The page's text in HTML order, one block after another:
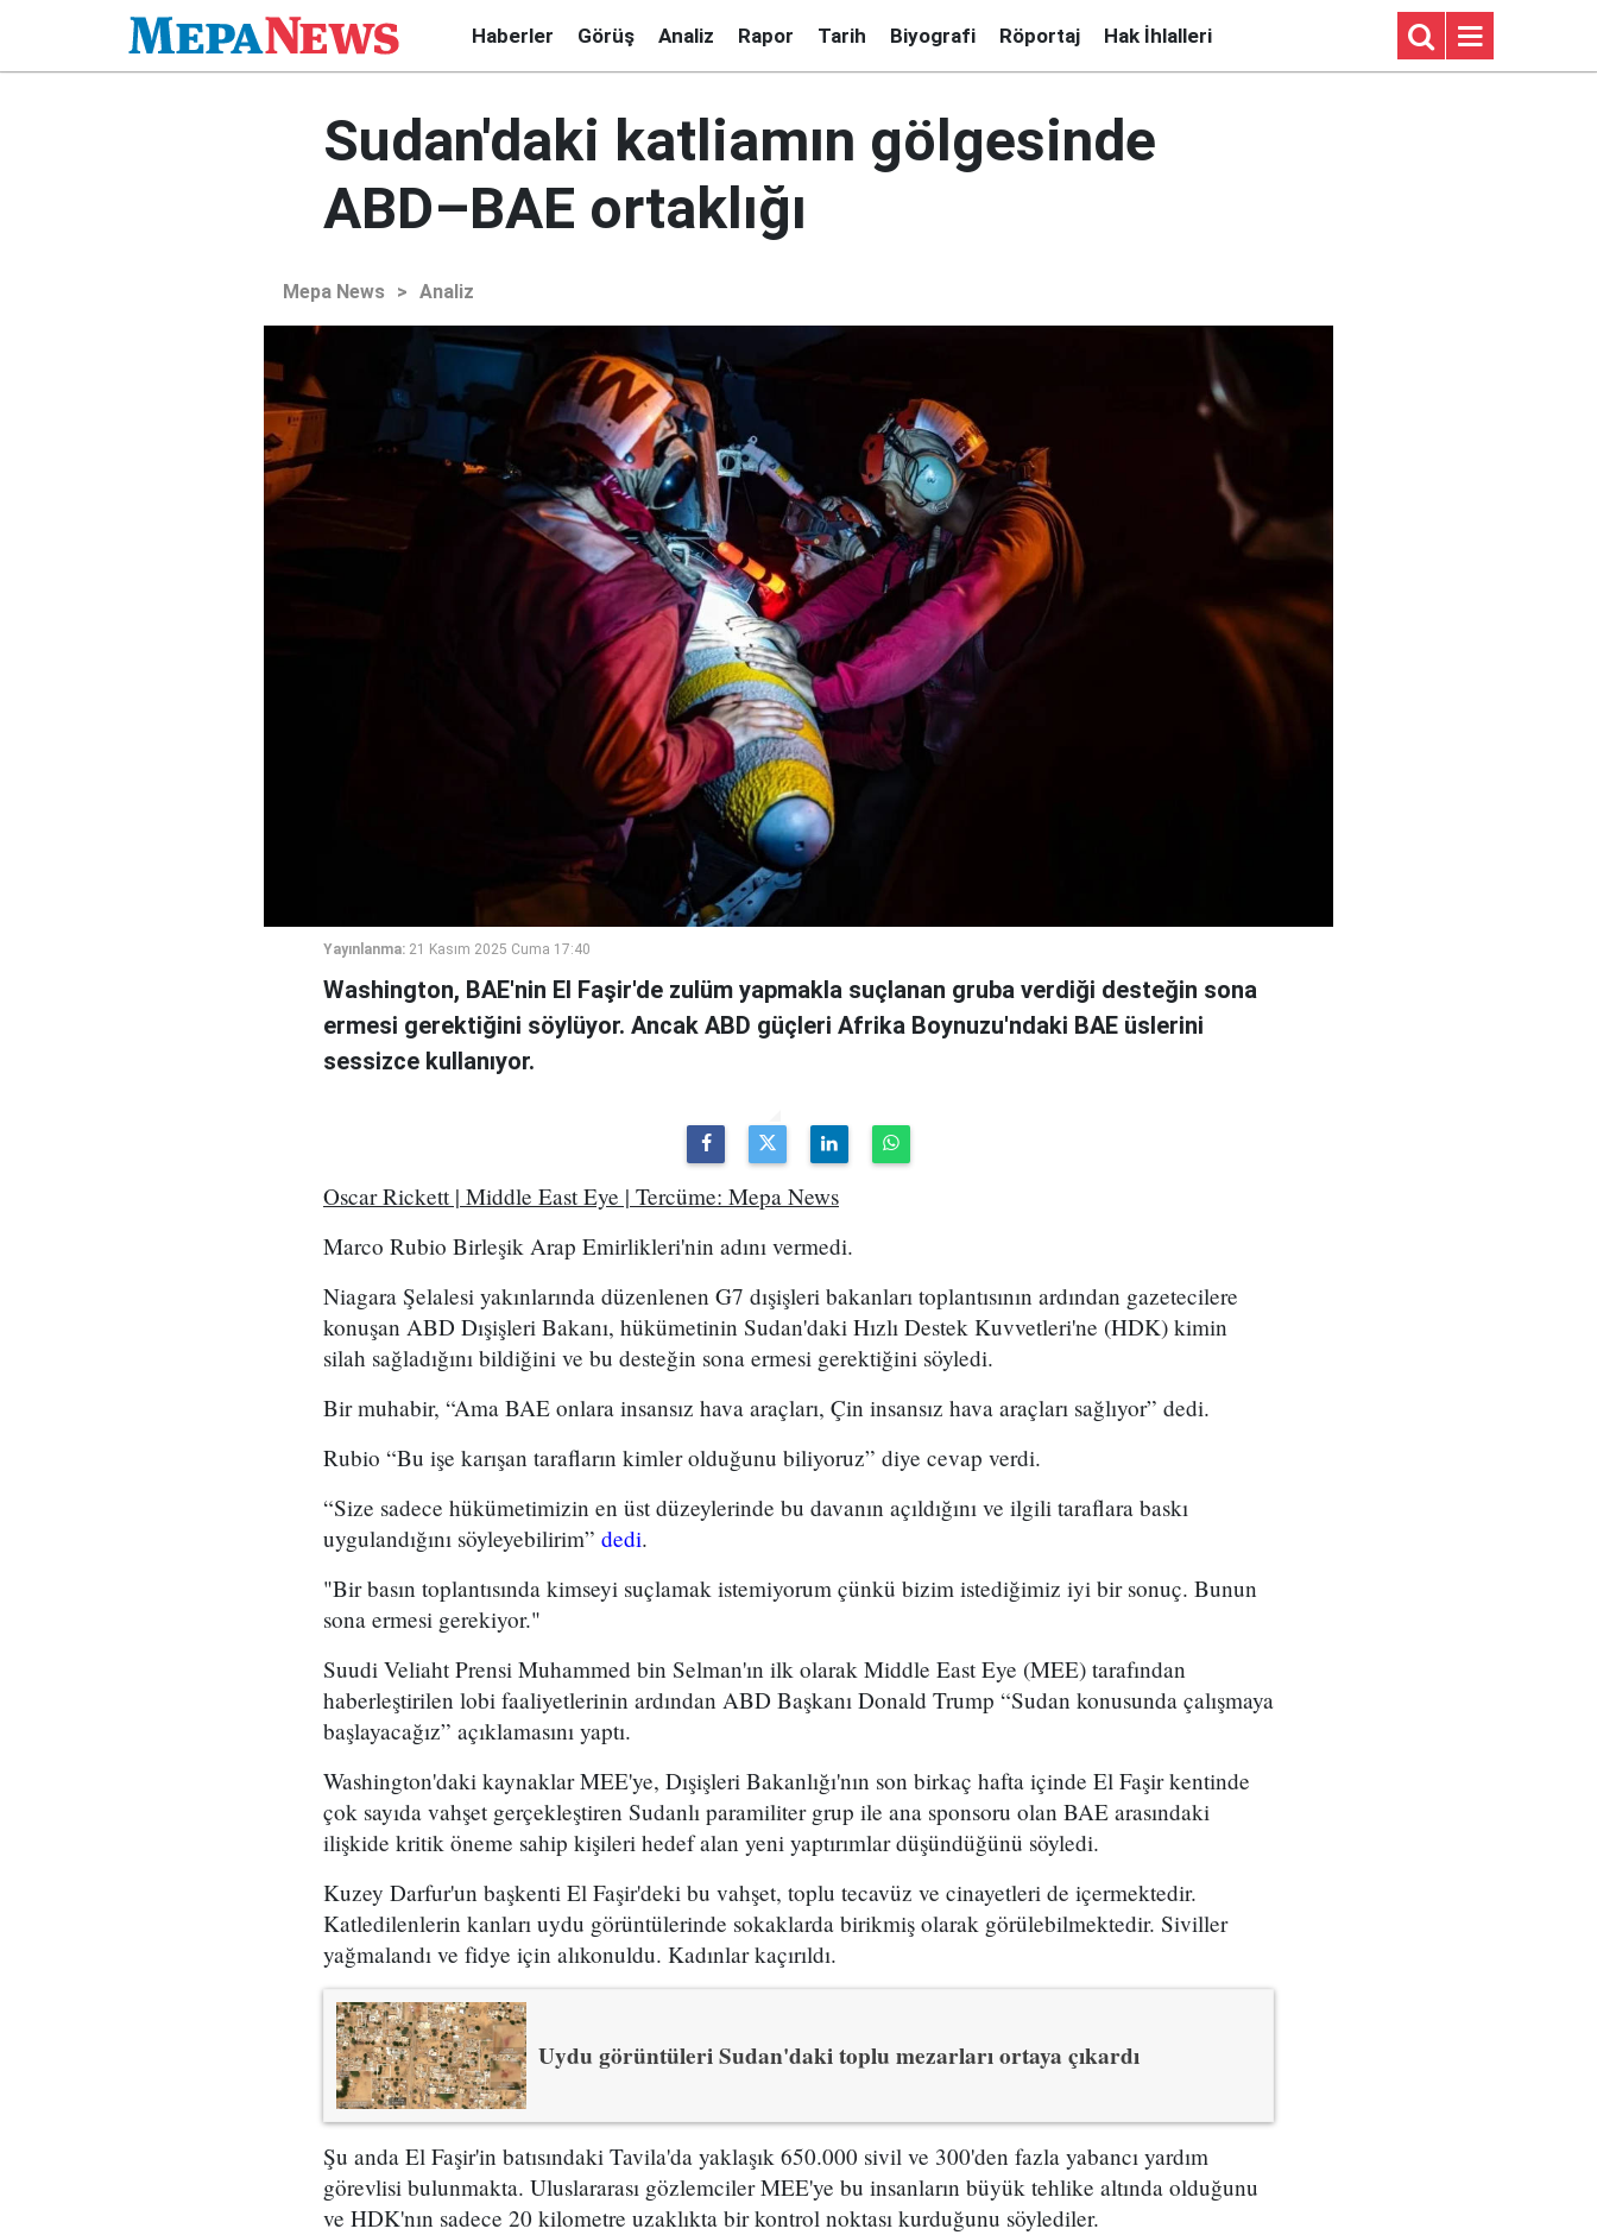
Haberler Görüş Analiz Rapor Tarih Biyografi Röportaj Hak İhlalleri
Sudan'daki katliamın gölgesinde
ABD–BAE ortaklığı
Mepa News > Analiz
Yayınlanma: 21 Kasım 2025 Cuma 17:40
Washington, BAE'nin El Faşir'de zulüm yapmakla suçlanan gruba verdiği desteğin sona
ermesi gerektiğini söylüyor. Ancak ABD güçleri Afrika Boynuzu'ndaki BAE üslerini
sessizce kullanıyor.
Oscar Rickett | Middle East Eye | Tercüme: Mepa News
Marco Rubio Birleşik Arap Emirlikleri'nin adını vermedi.
Niagara Şelalesi yakınlarında düzenlenen G7 dışişleri bakanları toplantısının ardından gazetecilere
konuşan ABD Dışişleri Bakanı, hükümetinin Sudan'daki Hızlı Destek Kuvvetleri'ne (HDK) kimin
silah sağladığını bildiğini ve bu desteğin sona ermesi gerektiğini söyledi.
Bir muhabir, “Ama BAE onlara insansız hava araçları, Çin insansız hava araçları sağlıyor” dedi.
Rubio “Bu işe karışan tarafların kimler olduğunu biliyoruz” diye cevap verdi.
“Size sadece hükümetimizin en üst düzeylerinde bu davanın açıldığını ve ilgili taraflara baskı
uygulandığını söyleyebilirim” dedi.
"Bir basın toplantısında kimseyi suçlamak istemiyorum çünkü bizim istediğimiz iyi bir sonuç. Bunun
sona ermesi gerekiyor."
Suudi Veliaht Prensi Muhammed bin Selman'ın ilk olarak Middle East Eye (MEE) tarafından
haberleştirilen lobi faaliyetlerinin ardından ABD Başkanı Donald Trump “Sudan konusunda çalışmaya
başlayacağız” açıklamasını yaptı.
Washington'daki kaynaklar MEE'ye, Dışişleri Bakanlığı'nın son birkaç hafta içinde El Faşir kentinde
çok sayıda vahşet gerçekleştiren Sudanlı paramiliter grup ile ana sponsoru olan BAE arasındaki
ilişkide kritik öneme sahip kişileri hedef alan yeni yaptırımlar düşündüğünü söyledi.
Kuzey Darfur'un başkenti El Faşir'deki bu vahşet, toplu tecavüz ve cinayetleri de içermektedir.
Katledilenlerin kanları uydu görüntülerinde sokaklarda birikmiş olarak görülebilmektedir. Siviller
yağmalandı ve fidye için alıkonuldu. Kadınlar kaçırıldı.
Uydu görüntüleri Sudan'daki toplu mezarları ortaya çıkardı
Şu anda El Faşir'in batısındaki Tavila'da yaklaşık 650.000 sivil ve 300'den fazla yabancı yardım
görevlisi bulunmakta. Uluslararası gözlemciler MEE'ye bu insanların büyük tehlike altında olduğunu
ve HDK'nın sadece 20 kilometre uzaklıkta bir kontrol noktası kurduğunu söylediler.